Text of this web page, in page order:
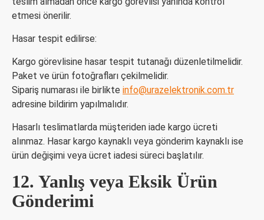
etmesi önerilir.
Hasar tespit edilirse:
Kargo görevlisine hasar tespit tutanağı düzenletilmelidir.
Paket ve ürün fotoğrafları çekilmelidir.
Sipariş numarası ile birlikte info@urazelektronik.com.tr
adresine bildirim yapılmalıdır.
Hasarlı teslimatlarda müşteriden iade kargo ücreti
alınmaz. Hasar kargo kaynaklı veya gönderim kaynaklı ise
ürün değişimi veya ücret iadesi süreci başlatılır.
12. Yanlış veya Eksik Ürün
Gönderimi